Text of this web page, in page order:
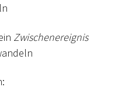
Zwischenereignis